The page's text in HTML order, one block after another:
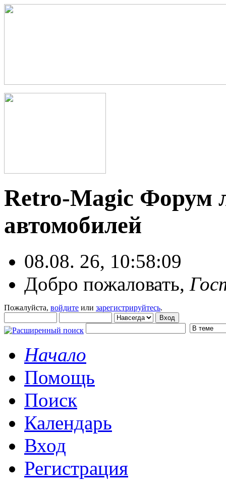
Retro-Magic Форум
автомобилей
08.08. 26, 10:58:09
Добро пожаловать,
Пожалуйста, войдите или зарегистрируйтесь.
Начало
Помощь
Поиск
Календарь
Вход
Регистрация